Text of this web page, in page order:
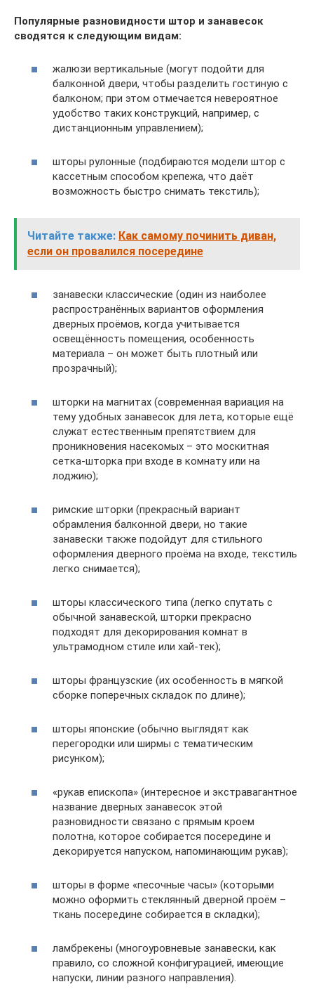
Популярные разновидности штор и занавесок
сводятся к следующим видам:
жалюзи вертикальные (могут подойти для
балконной двери, чтобы разделить гостиную с
балконом; при этом отмечается невероятное
удобство таких конструкций, например, с
дистанционным управлением);
шторы рулонные (подбираются модели штор с
кассетным способом крепежа, что даёт
возможность быстро снимать текстиль);
Читайте также: Как самому починить диван,
если он провалился посередине
занавески классические (один из наиболее
распространённых вариантов оформления
дверных проёмов, когда учитывается
освещённость помещения, особенность
материала – он может быть плотный или
прозрачный);
шторки на магнитах (современная вариация на
тему удобных занавесок для лета, которые ещё
служат естественным препятствием для
проникновения насекомых – это москитная
сетка-шторка при входе в комнату или на
лоджию);
римские шторки (прекрасный вариант
обрамления балконной двери, но такие
занавески также подойдут для стильного
оформления дверного проёма на входе, текстиль
легко снимается);
шторы классического типа (легко спутать с
обычной занавеской, шторки прекрасно
подходят для декорирования комнат в
ультрамодном стиле или хай-тек);
шторы французские (их особенность в мягкой
сборке поперечных складок по длине);
шторы японские (обычно выглядят как
перегородки или ширмы с тематическим
рисунком);
«рукав епископа» (интересное и экстравагантное
название дверных занавесок этой
разновидности связано с прямым кроем
полотна, которое собирается посередине и
декорируется напуском, напоминающим рукав);
шторы в форме «песочные часы» (которыми
можно оформить стеклянный дверной проём –
ткань посередине собирается в складки);
ламбрекены (многоуровневые занавески, как
правило, со сложной конфигурацией, имеющие
напуски, линии разного направления).